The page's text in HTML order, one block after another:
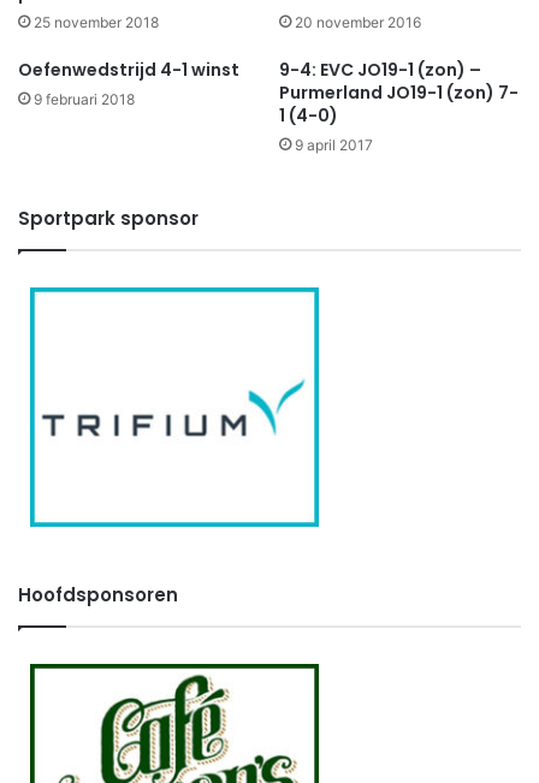
25 november 2018 20 november 2016
Oefenwedstrijd 4-1 winst
9 februari 2018
9-4: EVC JO19-1 (zon) –
Purmerland JO19-1 (zon) 7-
1 (4-0)
9 april 2017
Sportpark sponsor
Hoofdsponsoren